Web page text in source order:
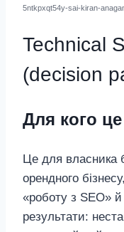
5ntkpxqt54y-sai-kiran-
Technical
(decision
Для кого це
Це для власника
орендного
«роботу з SEO» й
результати: